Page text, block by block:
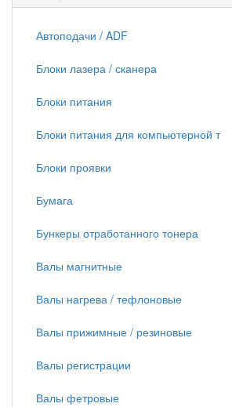
Автоподачи / ADF
Блоки лазера / сканера
Блоки питания
Блоки питания для компьютерной т
Блоки проявки
Бумага
Бункеры отработанного тонера
Валы магнитные
Валы нагрева / тефлоновые
Валы прижимные / резиновые
Валы регистрации
Валы фетровые